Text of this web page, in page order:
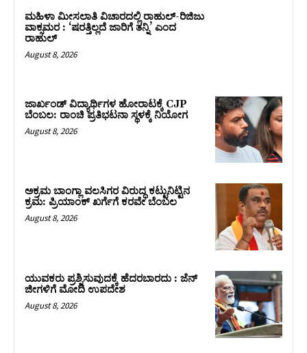
ಮಹಿಳಾ ಮೀಸಲಾತಿ ವಿಚಾರದಲ್ಲಿ ರಾಹುಲ್‌-ರಿಜಿಜು
ವಾಕ್ಸಮರ : ‘ಷರತ್ತಿಲ್ಲದೆ ಜಾರಿಗೆ ತನ್ನಿ’ ಎಂದ
ರಾಹುಲ್‌
August 8, 2026
ಜಾರ್ಖಂಡ್‌ ವಿದ್ಯಾರ್ಥಿಗಳ ಹೋರಾಟಕ್ಕೆ CJP
ಬೆಂಬಲ: ರಾಂಚಿ ಪ್ರತಿಭಟನಾ ಸ್ಥಳಕ್ಕೆ ನಿಯೋಗ
August 8, 2026
ಅಕ್ರಮ ಬಾಂಗ್ಲಾ ವಲಸಿಗರ ವಿರುದ್ಧ ಕಟ್ಟುನಿಟ್ಟಿನ
ಕ್ರಮ: ಪ್ರಿಯಾಂಕ್ ಖರ್ಗೆಗೆ ಕರವೇ ಬೆಂಬಲ
August 8, 2026
ಯುವಕರು ಪ್ರಶ್ನಿಸುವುದಕ್ಕೆ ಹೆದರಬಾರದು : ಜೆನ್‌
ಜೀಗಳಿಗೆ ಮೋದಿ ಉಪದೇಶ
August 8, 2026